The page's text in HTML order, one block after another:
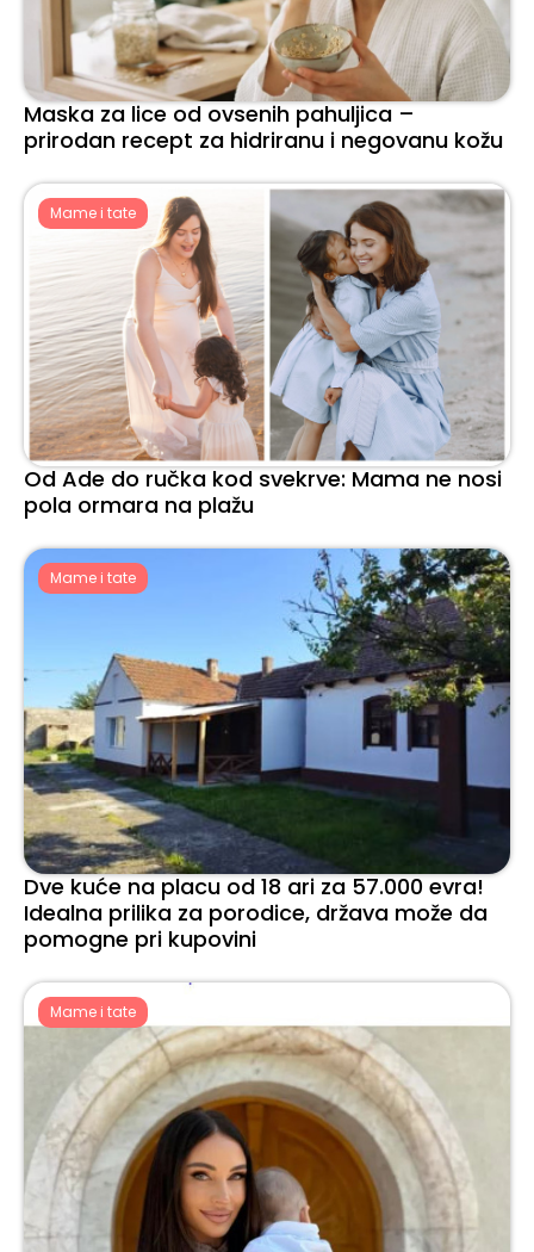
Maska za lice od ovsenih pahuljica –
prirodan recept za hidriranu i negovanu kožu
Mame i tate
Od Ade do ručka kod svekrve: Mama ne nosi
pola ormara na plažu
Mame i tate
Dve kuće na placu od 18 ari za 57.000 evra!
Idealna prilika za porodice, država može da
pomogne pri kupovini
Mame i tate